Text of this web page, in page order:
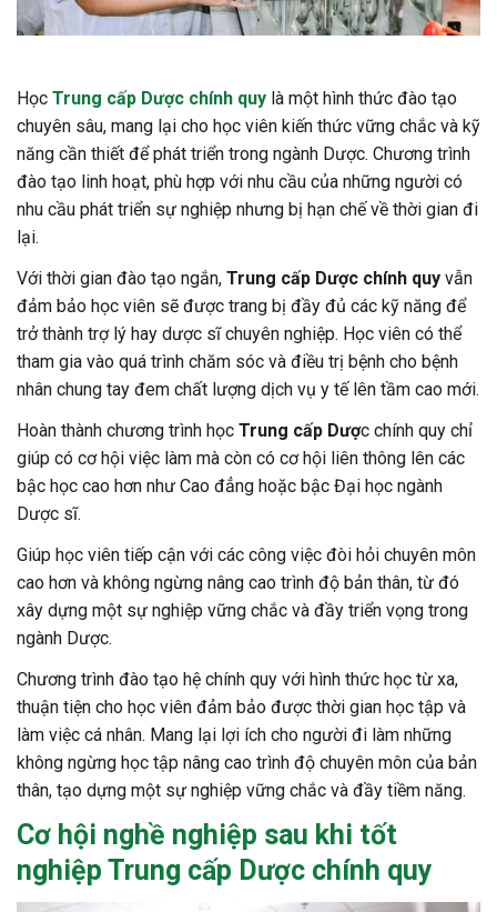
Học Trung cấp Dược chính quy là một hình thức đào tạo
chuyên sâu, mang lại cho học viên kiến thức vững chắc và kỹ
năng cần thiết để phát triển trong ngành Dược. Chương trình
đào tạo linh hoạt, phù hợp với nhu cầu của những người có
nhu cầu phát triển sự nghiệp nhưng bị hạn chế về thời gian đi
lại.
Với thời gian đào tạo ngắn, Trung cấp Dược chính quy vẫn
đảm bảo học viên sẽ được trang bị đầy đủ các kỹ năng để
trở thành trợ lý hay dược sĩ chuyên nghiệp. Học viên có thể
tham gia vào quá trình chăm sóc và điều trị bệnh cho bệnh
nhân chung tay đem chất lượng dịch vụ y tế lên tầm cao mới.
Hoàn thành chương trình học Trung cấp Dược chính quy chỉ
giúp có cơ hội việc làm mà còn có cơ hội liên thông lên các
bậc học cao hơn như Cao đẳng hoặc bậc Đại học ngành
Dược sĩ.
Giúp học viên tiếp cận với các công việc đòi hỏi chuyên môn
cao hơn và không ngừng nâng cao trình độ bản thân, từ đó
xây dựng một sự nghiệp vững chắc và đầy triển vọng trong
ngành Dược.
Chương trình đào tạo hệ chính quy với hình thức học từ xa,
thuận tiện cho học viên đảm bảo được thời gian học tập và
làm việc cá nhân. Mang lại lợi ích cho người đi làm những
không ngừng học tập nâng cao trình độ chuyên môn của bản
thân, tạo dựng một sự nghiệp vững chắc và đầy tiềm năng.
Cơ hội nghề nghiệp sau khi tốt
nghiệp Trung cấp Dược chính quy